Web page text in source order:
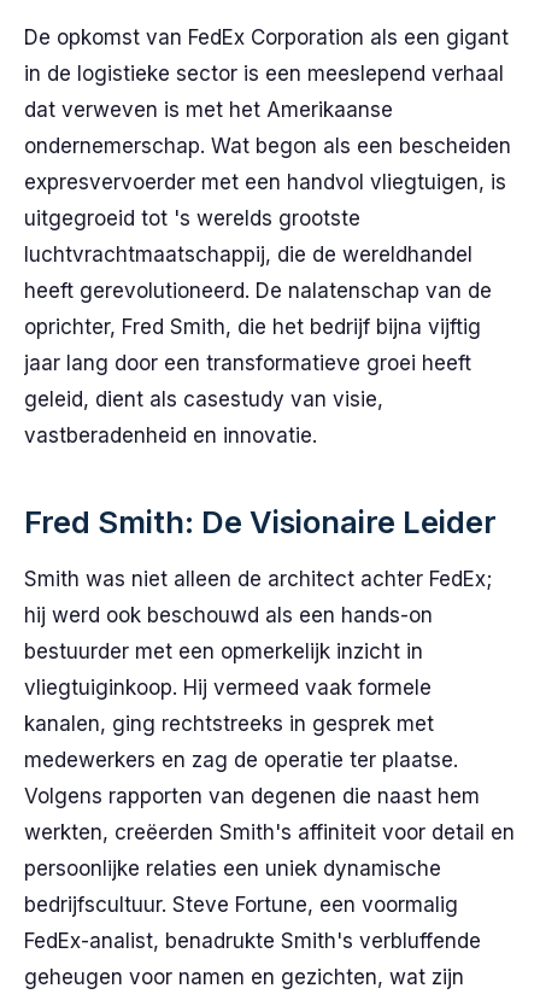
De opkomst van FedEx Corporation als een gigant
in de logistieke sector is een meeslepend verhaal
dat verweven is met het Amerikaanse
ondernemerschap. Wat begon als een bescheiden
expresvervoerder met een handvol vliegtuigen, is
uitgegroeid tot 's werelds grootste
luchtvrachtmaatschappij, die de wereldhandel
heeft gerevolutioneerd. De nalatenschap van de
oprichter, Fred Smith, die het bedrijf bijna vijftig
jaar lang door een transformatieve groei heeft
geleid, dient als casestudy van visie,
vastberadenheid en innovatie.
Fred Smith: De Visionaire Leider
Smith was niet alleen de architect achter FedEx;
hij werd ook beschouwd als een hands-on
bestuurder met een opmerkelijk inzicht in
vliegtuiginkoop. Hij vermeed vaak formele
kanalen, ging rechtstreeks in gesprek met
medewerkers en zag de operatie ter plaatse.
Volgens rapporten van degenen die naast hem
werkten, creëerden Smith's affiniteit voor detail en
persoonlijke relaties een uniek dynamische
bedrijfscultuur. Steve Fortune, een voormalig
FedEx-analist, benadrukte Smith's verbluffende
geheugen voor namen en gezichten, wat zijn